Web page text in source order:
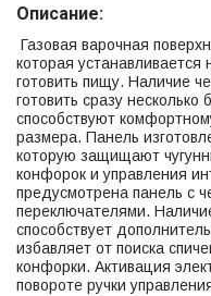
Описание:
Газовая варочная
которая
готовить пищу. Наличие
готовить сразу
способствуют
размера. Панель
которую защищают
конфорок и управления
предусмотрена панель с
переключателями.
способствует
избавляет от поиска
конфорки. Активация
повороте ручки